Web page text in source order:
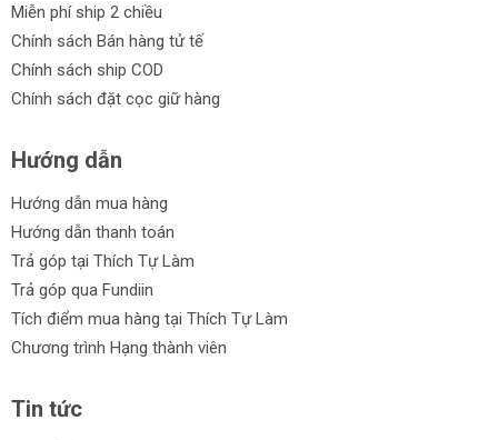
Miễn phí ship 2 chiều
Chính sách Bán hàng tử tế
Chính sách ship COD
Chính sách đặt cọc giữ hàng
Hướng dẫn
Hướng dẫn mua hàng
Hướng dẫn thanh toán
Trả góp tại Thích Tự Làm
Trả góp qua Fundiin
Tích điểm mua hàng tại Thích Tự Làm
Chương trình Hạng thành viên
Tin tức